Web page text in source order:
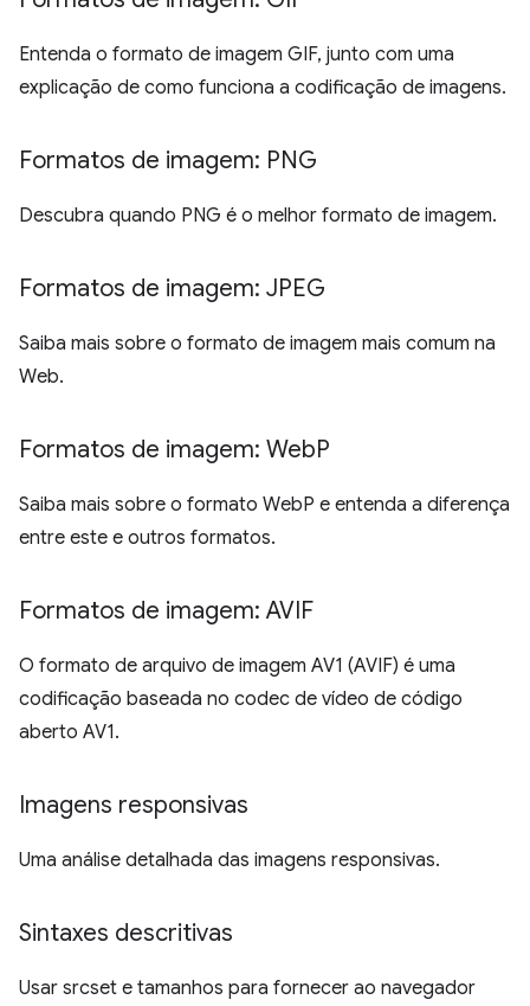
Entenda o formato de imagem GIF, junto com uma
explicação de como funciona a codificação de imagens.
Formatos de imagem: PNG
Descubra quando PNG é o melhor formato de imagem.
Formatos de imagem: JPEG
Saiba mais sobre o formato de imagem mais comum na
Web.
Formatos de imagem: WebP
Saiba mais sobre o formato WebP e entenda a diferença
entre este e outros formatos.
Formatos de imagem: AVIF
O formato de arquivo de imagem AV1 (AVIF) é uma
codificação baseada no codec de vídeo de código
aberto AV1.
Imagens responsivas
Uma análise detalhada das imagens responsivas.
Sintaxes descritivas
Usar srcset e tamanhos para fornecer ao navegador